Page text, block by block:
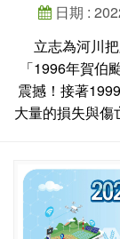
日期 :
立志為河川
「1996年賀伯
震撼！接著
大量的損失與傷